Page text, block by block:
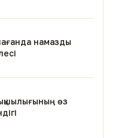
намазды
өз